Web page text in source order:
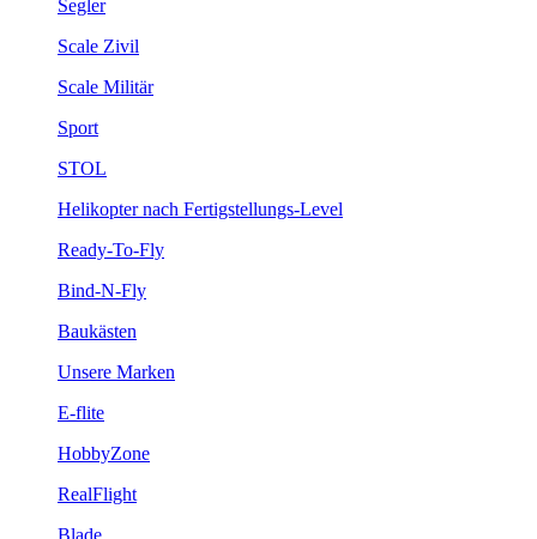
Segler
Scale Zivil
Scale Militär
Sport
STOL
Helikopter nach Fertigstellungs-Level
Ready-To-Fly
Bind-N-Fly
Baukästen
Unsere Marken
E-flite
HobbyZone
RealFlight
Blade